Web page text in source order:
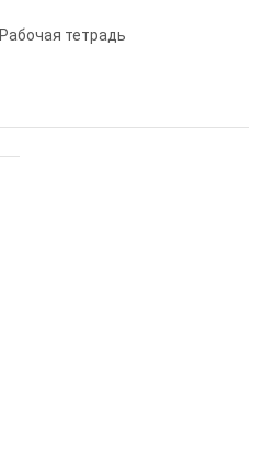
Рабочая тетрадь